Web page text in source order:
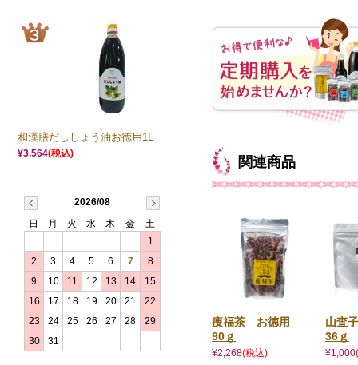
関連商品
痩福茶 お徳用
90ｇ
¥2,268(税込)
山査
36ｇ
¥1,000
和漢膳だししょう油お徳用1L
¥3,564(税込)
2026/08
日 月 火 水 木 金
土
1
2 3 4 5 6 7 8
9 10 11 12 13 14 15
16 17 18 19 20 21 22
23 24 25 26 27 28 29
30 31